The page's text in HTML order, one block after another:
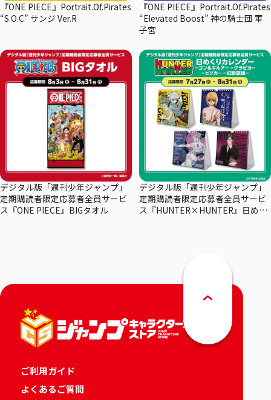
『ONE PIECE』Portrait.Of.Pirates
“S.O.C” サンジ Ver.R
『ONE PIECE』Portrait.Of.Pirates
“Elevated Boost” 神の騎士団 軍
子宮
デジタル版「週刊少年ジャンプ」
定期購読者限定応募者全員サービ
ス『ONE PIECE』BIGタオル
デジタル版「週刊少年ジャンプ」
定期購読者限定応募者全員サービ
ス『HUNTER×HUNTER』日めく
ご利用ガイド
よくあるご質問